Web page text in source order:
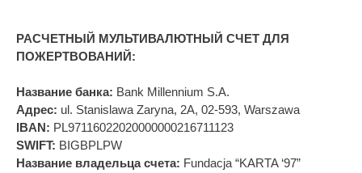
РАСЧЕТНЫЙ МУЛЬТИВАЛЮТНЫЙ СЧЕТ ДЛЯ
ПОЖЕРТВОВАНИЙ:
Название банка: Bank Millennium S.A.
Адрес: ul. Stanislawa Zaryna, 2A, 02-593, Warszawa
IBAN: PL97116022020000000216711123
SWIFT: BIGBPLPW
Название владельца счета: Fundacja “KARTA ‘97”